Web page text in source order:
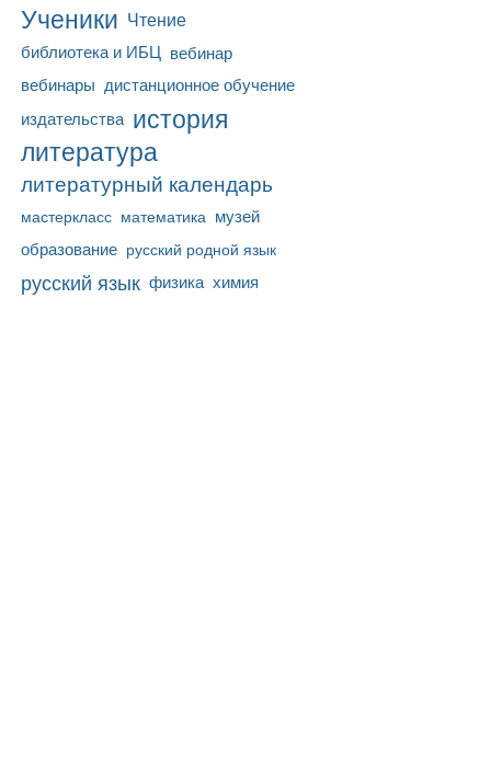
Ученики Чтение
библиотека и ИБЦ вебинар
вебинары дистанционное обучение
издательства история
литература
литературный календарь
мастеркласс математика музей
образование русский родной язык
русский язык физика химия